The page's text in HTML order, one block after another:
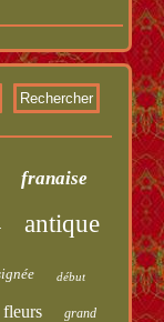
franaise
antique
début
fleurs grand